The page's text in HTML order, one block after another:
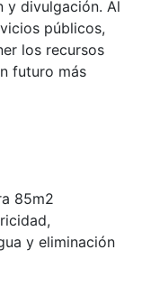
y divulgación. Al
públicos,
los recursos
futuro más
85m2
y eliminación